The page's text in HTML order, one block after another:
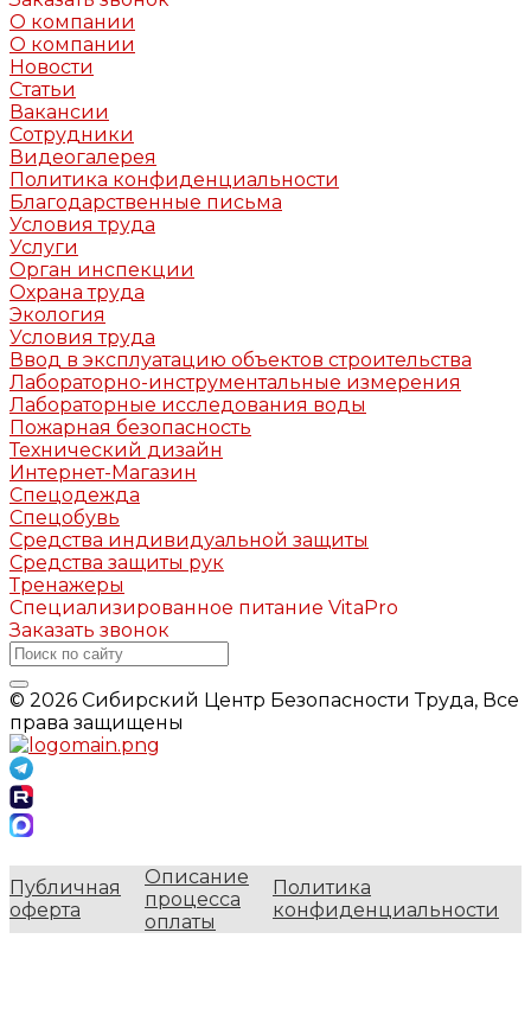
О компании
О компании
Новости
Статьи
Вакансии
Сотрудники
Видеогалерея
Политика конфиденциальности
Благодарственные письма
Условия труда
Услуги
Орган инспекции
Охрана труда
Экология
Условия труда
Ввод в эксплуатацию объектов строительства
Лабораторно-инструментальные измерения
Лабораторные исследования воды
Пожарная безопасность
Технический дизайн
Интернет-Магазин
Спецодежда
Спецобувь
Средства индивидуальной защиты
Средства защиты рук
Тренажеры
Специализированное питание VitaPro
Заказать звонок
© 2026 Сибирский Центр Безопасности Труда, Все
права защищены
Публичная
оферта
Описание
процесса
оплаты
Политика
конфиденциальности